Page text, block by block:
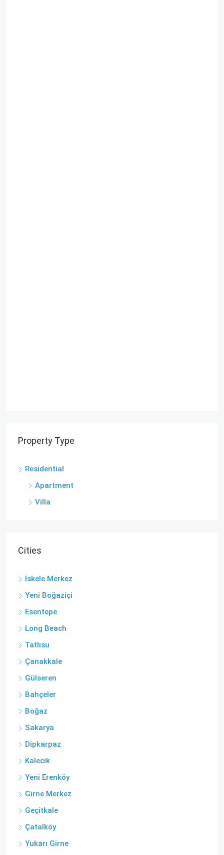
Property Type
Residential
Apartment
Villa
Cities
İskele Merkez
Yeni Boğaziçi
Esentepe
Long Beach
Tatlısu
Çanakkale
Gülseren
Bahçeler
Boğaz
Sakarya
Dipkarpaz
Kalecik
Yeni Erenköy
Girne Merkez
Geçitkale
Çatalköy
Yukarı Girne